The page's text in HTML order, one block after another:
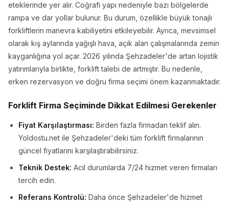
eteklerinde yer alır. Coğrafi yapı nedeniyle bazı bölgelerde
rampa ve dar yollar bulunur. Bu durum, özellikle büyük tonajlı
forkliftlerin manevra kabiliyetini etkileyebilir. Ayrıca, mevsimsel
olarak kış aylarında yağışlı hava, açık alan çalışmalarında zemin
kayganlığına yol açar. 2026 yılında Şehzadeler'de artan lojistik
yatırımlarıyla birlikte, forklift talebi de artmıştır. Bu nedenle,
erken rezervasyon ve doğru firma seçimi önem kazanmaktadır.
Forklift Firma Seçiminde Dikkat Edilmesi Gerekenler
Fiyat Karşılaştırması: Birden fazla firmadan teklif alın.
Yoldostu.net ile Şehzadeler'deki tüm forklift firmalarının
güncel fiyatlarını karşılaştırabilirsiniz.
Teknik Destek: Acil durumlarda 7/24 hizmet veren firmaları
tercih edin.
Referans Kontrolü: Daha önce Şehzadeler'de hizmet